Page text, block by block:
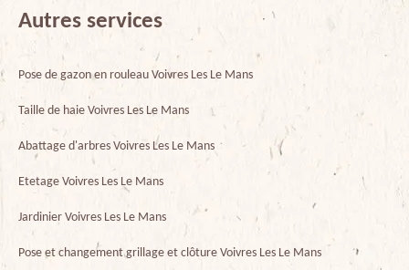
Autres services
Pose de gazon en rouleau Voivres Les Le Mans
Taille de haie Voivres Les Le Mans
Abattage d'arbres Voivres Les Le Mans
Etetage Voivres Les Le Mans
Jardinier Voivres Les Le Mans
Pose et changement grillage et clôture Voivres Les Le Mans